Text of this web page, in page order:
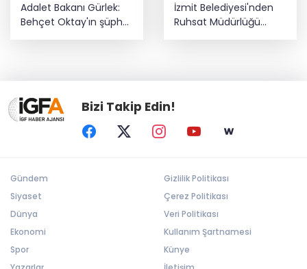
Adalet Bakanı Gürlek:
Behçet Oktay'ın şüpheli
ölümü yeniden
İzmit Belediyesi'nden
Ruhsat Müdürlüğü
iddialarına açıklama
Bizi Takip Edin!
Gündem
Siyaset
Dünya
Ekonomi
Spor
Gizlilik Politikası
Çerez Politikası
Veri Politikası
Kullanım Şartnamesi
Künye